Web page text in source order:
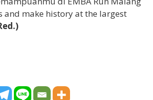
and make history at the largest